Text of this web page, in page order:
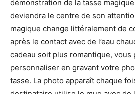
démonstration de la tasse
deviendra le centre de son
magique change littéralement de
après le contact avec de l’eau
cadeau soit plus romantique, vous
personnaliser en gravant votre
tasse. La photo apparaît chaque